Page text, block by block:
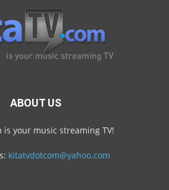
ABOUT US
is your music streaming TV!
kitatvdotcom@yahoo.com